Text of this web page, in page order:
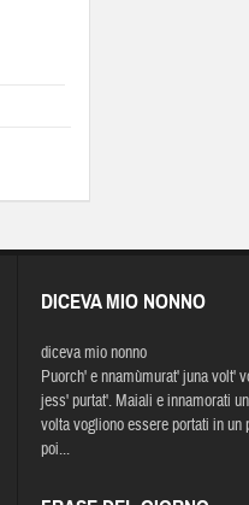
DICEVA MIO NONNO
diceva mio nonno
Puorch' e nnamùmurat' juna volt'
jess' purtat'. Maiali e innamorati
volta vogliono essere portati in un
poi...